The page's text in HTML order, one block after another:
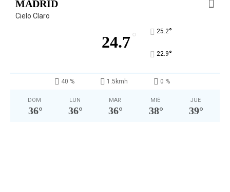
MADRID
Cielo Claro
24.7° 25.2°
22.9°
40 % 1.5kmh 0 %
DOM
36°
LUN
36°
MAR
36°
MIÉ
38°
JUE
39°